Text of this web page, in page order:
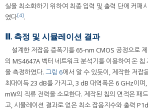
실을 최소화하기 위하여 최종 입력 및 출력 단에 커패
였다[4].
Ⅲ. 측정 및 시뮬레이션 결과
설계한 저잡음 증폭기를 65-nm CMOS 공정으로
의 MS4647A 벡터 네트워크 분석기를 이용하여 온 칩
을 측정하였다. 그림 6에서 알 수 있듯이, 제작한 저잡
최대이득 23 dB를 가지고, 3 dB 대역폭은 6 GHz이며
mW의 직류 전력을 소모한다. 제작된 칩의 면적은 패
고, 시뮬레이션 결과로 얻은 최소 잡음지수와 출력